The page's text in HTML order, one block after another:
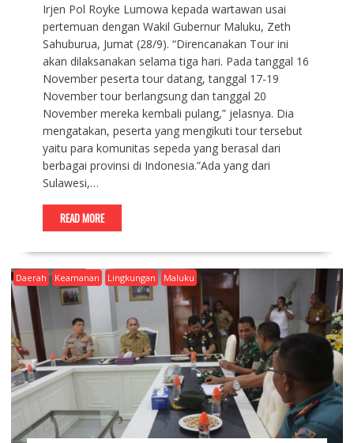
Irjen Pol Royke Lumowa kepada wartawan usai
pertemuan dengan Wakil Gubernur Maluku, Zeth
Sahuburua, Jumat (28/9). “Direncanakan Tour ini
akan dilaksanakan selama tiga hari. Pada tanggal 16
November peserta tour datang, tanggal 17-19
November tour berlangsung dan tanggal 20
November mereka kembali pulang,” jelasnya. Dia
mengatakan, peserta yang mengikuti tour tersebut
yaitu para komunitas sepeda yang berasal dari
berbagai provinsi di Indonesia.”Ada yang dari
Sulawesi,…
READ MORE
Daerah Keamanan Lingkungan Maluku